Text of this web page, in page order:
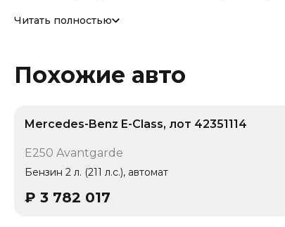
Модель относится к классу «Средний-большой
давления в шинах, Ассистент смены полосы,
торможение, Крепление детских кресел (ISOFIX),
Читать полностью
Похожие авто
Mercedes-Benz E-Class, лот 42351114
E250 Avantgarde
Бензин 2 л. (211 л.с.), автомат
₽ 3 782 017